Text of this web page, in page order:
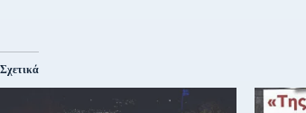
Σχετικά